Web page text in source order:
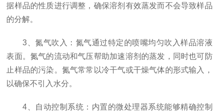
据样品的性质进行调整，确保溶剂有效蒸发而不会导致样品
的分解。
3、氮气吹入：氮气通过特定的喷嘴均匀吹入样品溶液
表面。氮气的流动和气压帮助加速溶剂的蒸发，同时也可防
止样品的污染。氮气常常以冷干气或干燥气体的形式输入，
以确保不引入水分。
4、自动控制系统：内置的微处理器系统能够精确控制